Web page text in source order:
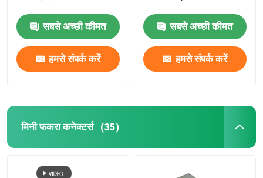
सबसे अच्छी कीमत
हमसे संपर्क करें
सबसे अच्छी कीमत
हमसे संपर्क करें
मिनी फकरा कनेक्टर्स (35)